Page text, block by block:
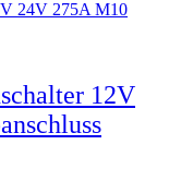
12V